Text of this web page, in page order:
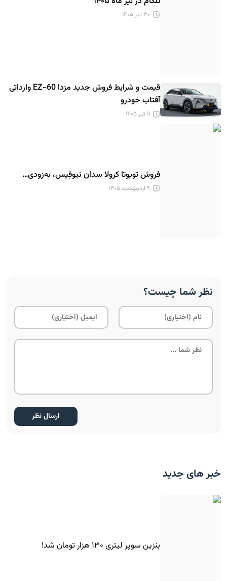
۳۰ تیر ۱۴۰۵
قیمت و شرایط فروش جدید مزدا EZ-60 وارداتی
آفتاب خودرو
۱۱ تیر ۱۴۰۵
فروش تویوتا کرولا سدان نیوفِیس، به‌زودی…
۹ اردیبهشت ۱۴۰۵
نظر شما چیست؟
خبر های جدید
بنزین سوپر لیتری ۱۳۰ هزار تومان شد!